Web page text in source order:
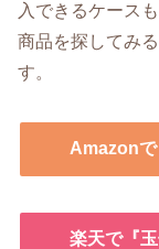
入できるケース
商品を探してみ
す。
Amazon
楽天で『